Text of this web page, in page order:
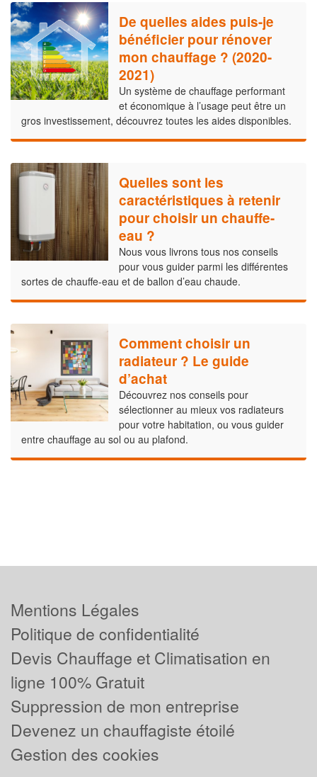
De quelles aides puis-je
bénéficier pour rénover
mon chauffage ? (2020-
2021)
Un système de chauffage performant
et économique à l’usage peut être un
gros investissement, découvrez toutes les aides disponibles.
Quelles sont les
caractéristiques à retenir
pour choisir un chauffe-
eau ?
Nous vous livrons tous nos conseils
pour vous guider parmi les différentes
sortes de chauffe-eau et de ballon d’eau chaude.
Comment choisir un
radiateur ? Le guide
d’achat
Découvrez nos conseils pour
sélectionner au mieux vos radiateurs
pour votre habitation, ou vous guider
entre chauffage au sol ou au plafond.
Mentions Légales
Politique de confidentialité
Devis Chauffage et Climatisation en
ligne 100% Gratuit
Suppression de mon entreprise
Devenez un chauffagiste étoilé
Gestion des cookies